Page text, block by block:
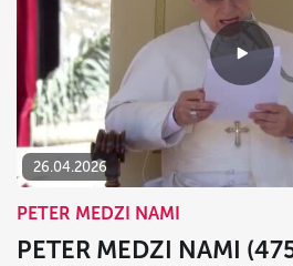
26.04.2026
PETER MEDZI NAMI
PETER MEDZI NAMI